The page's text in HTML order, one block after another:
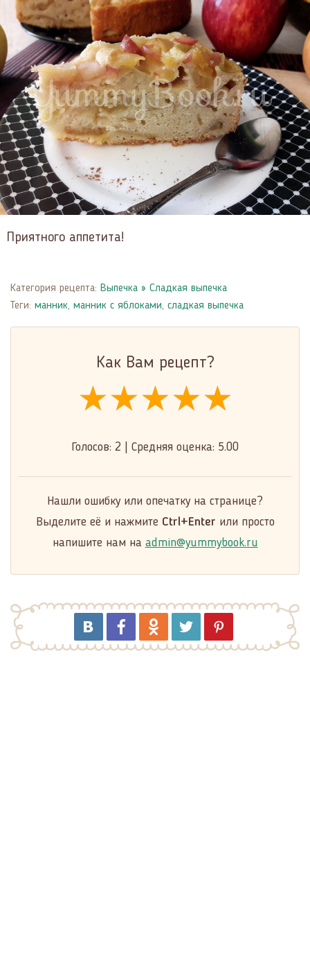
Приятного аппетита!
Категория рецепта: Выпечка » Сладкая выпечка
Теги: манник, манник с яблоками, сладкая выпечка
Как Вам рецепт?
★★★★★
★★★★★
★★★★★
Голосов: 2 Средняя оценка: 5.00
Нашли ошибку или опечатку на странице?
Выделите её и нажмите Ctrl+Enter или просто
напишите нам на admin@yummybook.ru